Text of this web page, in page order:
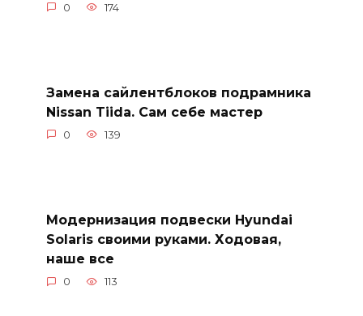
0 174
Замена сайлентблоков подрамника
Nissan Tiida. Сам себе мастер
0 139
Модернизация подвески Hyundai
Solaris своими руками. Ходовая,
наше все
0 113